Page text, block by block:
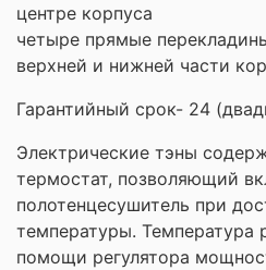
центре корпуса
четыре прямые
верхней и нижней части
Гарантийный срок- 24
Электрические тэны
термостат, позволяющий
полотенцесушитель при
температуры. Температура
помощи регулятора